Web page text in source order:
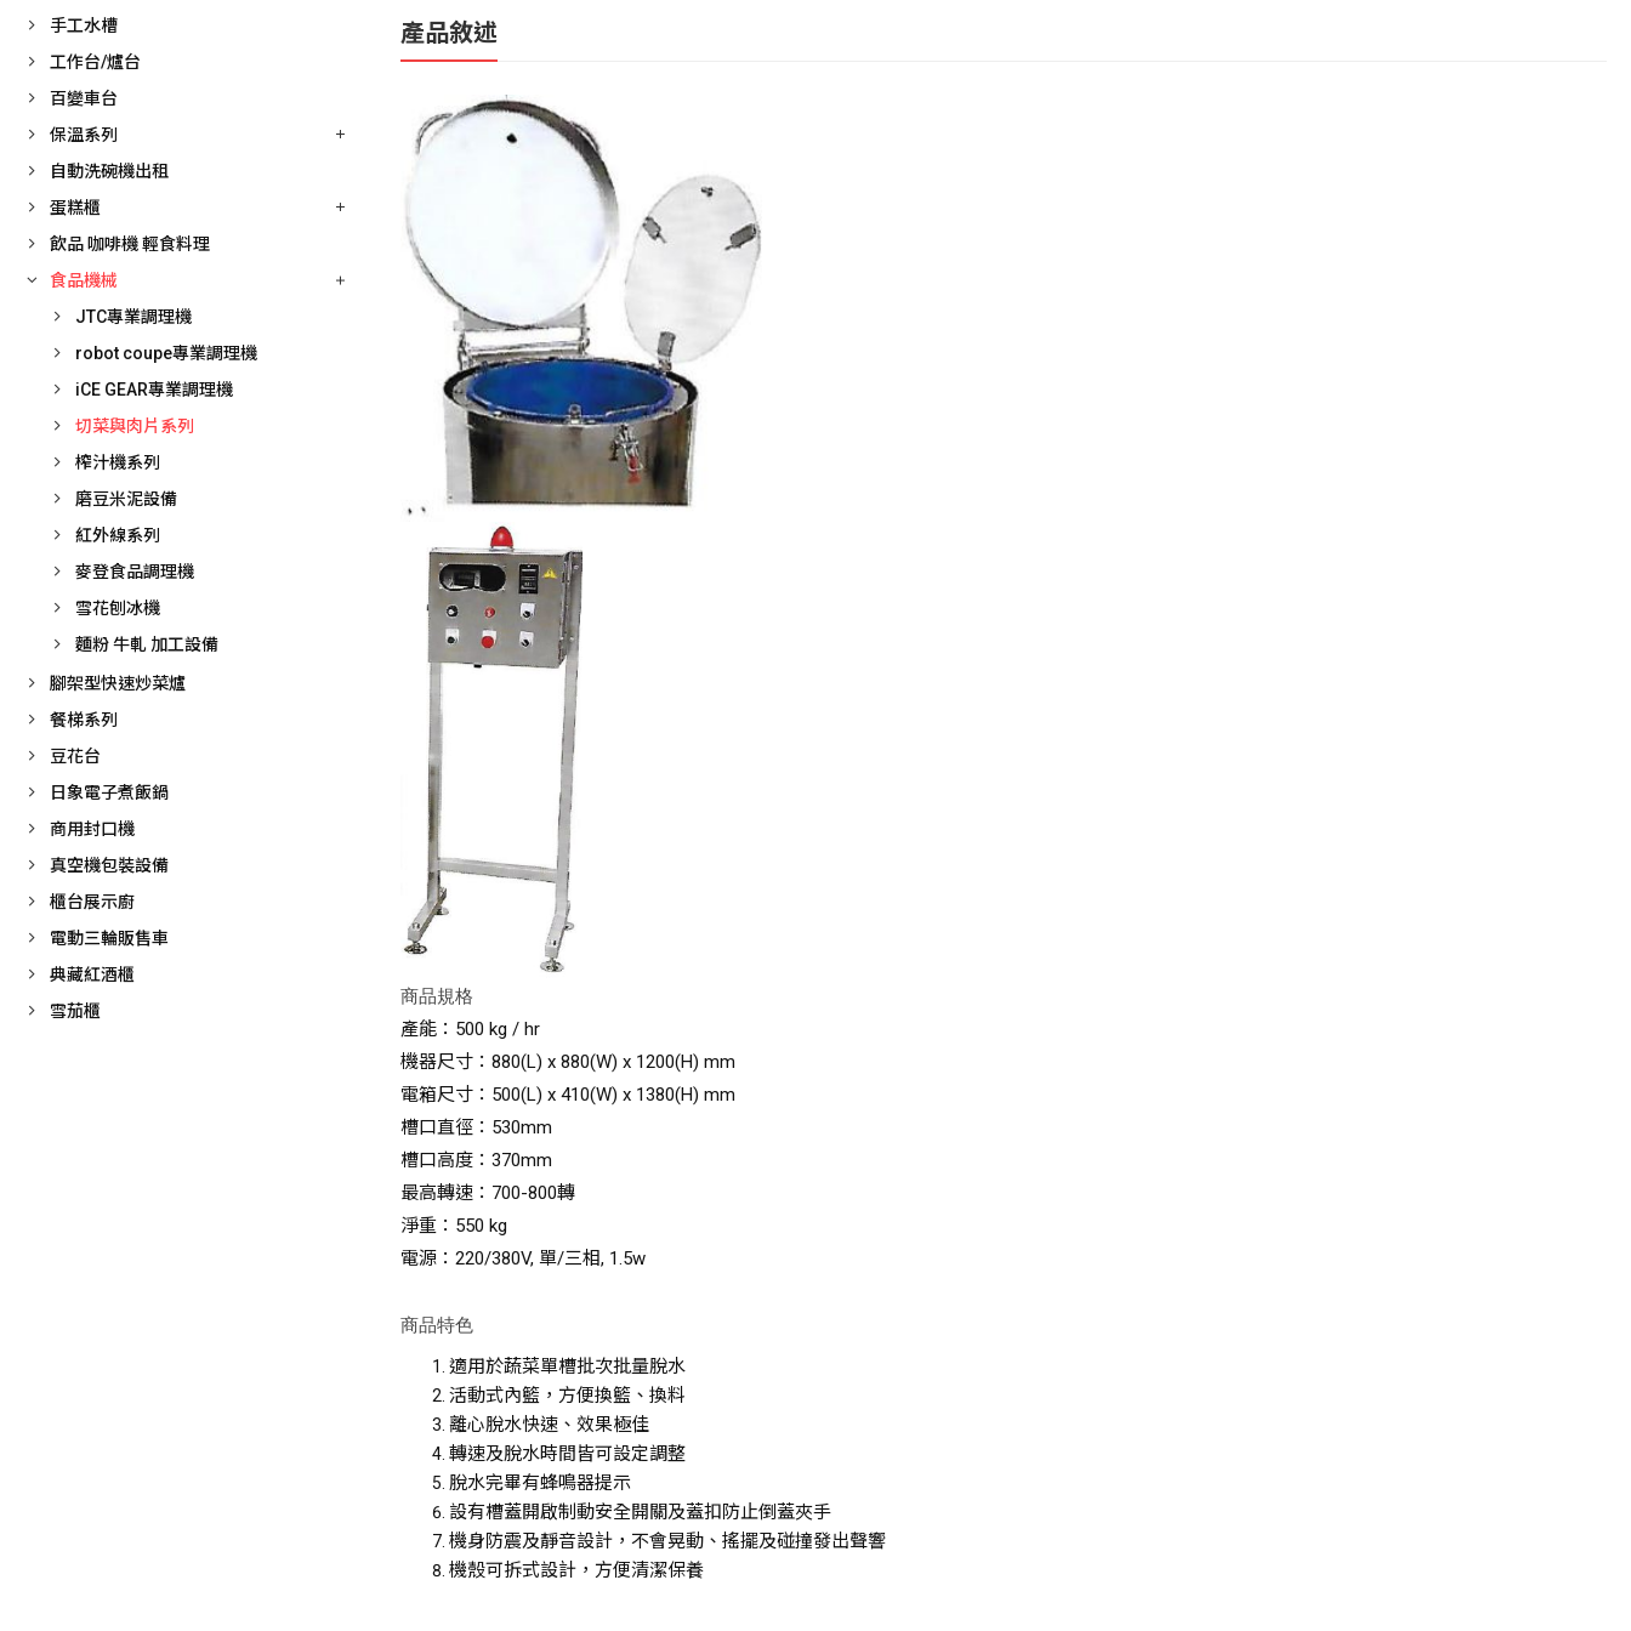
手工水槽
工作台/爐台
百變車台
保溫系列
自動洗碗機出租
蛋糕櫃
飲品 咖啡機 輕食料理
食品機械
JTC專業調理機
robot coupe專業調理機
iCE GEAR專業調理機
切菜與肉片系列
榨汁機系列
磨豆米泥設備
紅外線系列
麥登食品調理機
雪花刨冰機
麵粉 牛軋 加工設備
腳架型快速炒菜爐
餐梯系列
豆花台
日象電子煮飯鍋
商用封口機
真空機包裝設備
櫃台展示廚
電動三輪販售車
典藏紅酒櫃
雪茄櫃
產品敘述
商品規格
產能：500 kg / hr
機器尺寸：880(L) x 880(W) x 1200(H) mm
電箱尺寸：500(L) x 410(W) x 1380(H) mm
槽口直徑：530mm
槽口高度：370mm
最高轉速：700-800轉
淨重：550 kg
電源：220/380V, 單/三相, 1.5w
商品特色
適用於蔬菜單槽批次批量脫水
活動式內籃，方便換籃、換料
離心脫水快速、效果極佳
轉速及脫水時間皆可設定調整
脫水完畢有蜂鳴器提示
設有槽蓋開啟制動安全開關及蓋扣防止倒蓋夾手
機身防震及靜音設計，不會晃動、搖擺及碰撞發出聲響
機殼可拆式設計，方便清潔保養